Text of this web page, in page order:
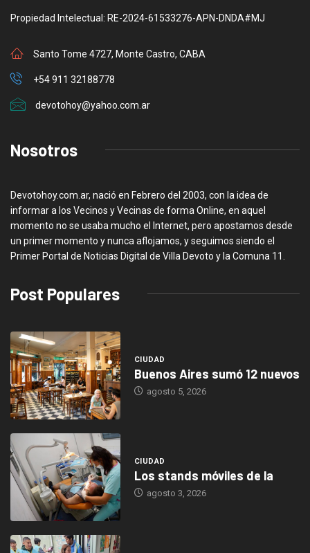
Propiedad Intelectual: RE-2024-61533276-APN-DNDA#MJ
Santo Tome 4727, Monte Castro, CABA
+54 911 32188778
devotohoy@yahoo.com.ar
Nosotros
Devotohoy.com.ar, nació en Febrero del 2003, con la idea de
informar a los Vecinos y Vecinas de forma Online, en aquel
momento no se usaba mucho el Internet, pero apostamos desde
un primer momento y nunca aflojamos, y seguimos siendo el
Primer Portal de Noticias Digital de Villa Devoto y la Comuna 11.
Post Populares
CIUDAD
Buenos Aires sumó 12 nuevos
agosto 5, 2026
CIUDAD
Los stands móviles de la
agosto 3, 2026